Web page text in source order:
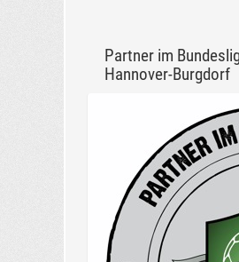
Partner im
Hannover-Burgdorf